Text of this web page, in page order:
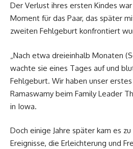
Der Verlust ihres ersten Kindes
Moment für das Paar, das später
zweiten Fehlgeburt konfrontiert
„Nach etwa dreieinhalb Monaten
wachte sie eines Tages auf und
Fehlgeburt. Wir haben unser
Ramaswamy beim Family Leader
in Iowa.
Doch einige Jahre später kam es
Ereignisse, die Erleichterung und